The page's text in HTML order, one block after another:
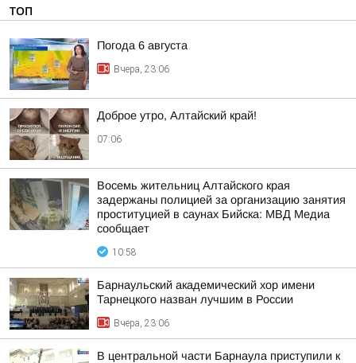
ТОП
Погода 6 августа
Вчера, 23:06
Доброе утро, Алтайский край!
07:06
Восемь жительниц Алтайского края
задержаны полицией за организацию занятия
проституцией в саунах Бийска: МВД Медиа
сообщает
10:58
Барнаульский академический хор имени
Тарнецкого назван лучшим в России
Вчера, 23:06
В центральной части Барнаула приступили к